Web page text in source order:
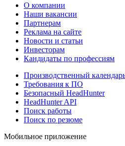
О компании
Наши вакансии
Партнерам
Реклама на сайте
Новости и статьи
Инвесторам
Кандидаты по профессиям
Производственный
Требования к ПО
Безопасный HeadHunter
HeadHunter API
Поиск работы
Поиск по резюме
Мобильное приложение